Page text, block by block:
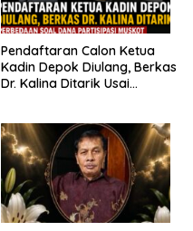
Pendaftaran Calon Ketua
Kadin Depok Diulang, Berkas
Dr. Kalina Ditarik Usai